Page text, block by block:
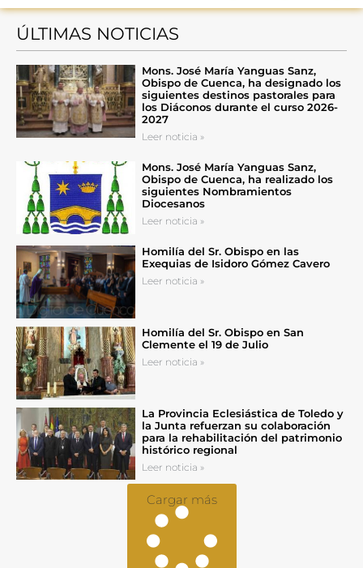
ÚLTIMAS NOTICIAS
Mons. José María Yanguas Sanz,
Obispo de Cuenca, ha designado los
siguientes destinos pastorales para
los Diáconos durante el curso 2026-
2027
Leer noticia »
Mons. José María Yanguas Sanz,
Obispo de Cuenca, ha realizado los
siguientes Nombramientos
Diocesanos
Leer noticia »
Homilía del Sr. Obispo en las
Exequias de Isidoro Gómez Cavero
Leer noticia »
Homilía del Sr. Obispo en San
Clemente el 19 de Julio
Leer noticia »
La Provincia Eclesiástica de Toledo y
la Junta refuerzan su colaboración
para la rehabilitación del patrimonio
histórico regional
Leer noticia »
Cargar más